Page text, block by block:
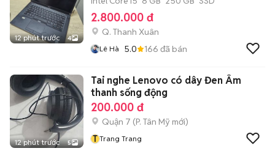
12 phút trước 4
2.800.000 đ
Q. Thanh Xuân
Lê Hà 5.0 166 đã bán
12 phút trước 5
Tai nghe Lenovo có dây Đen Âm
thanh sống động
200.000 đ
Quận 7 (P. Tân Mỹ mới)
T Trang Trang